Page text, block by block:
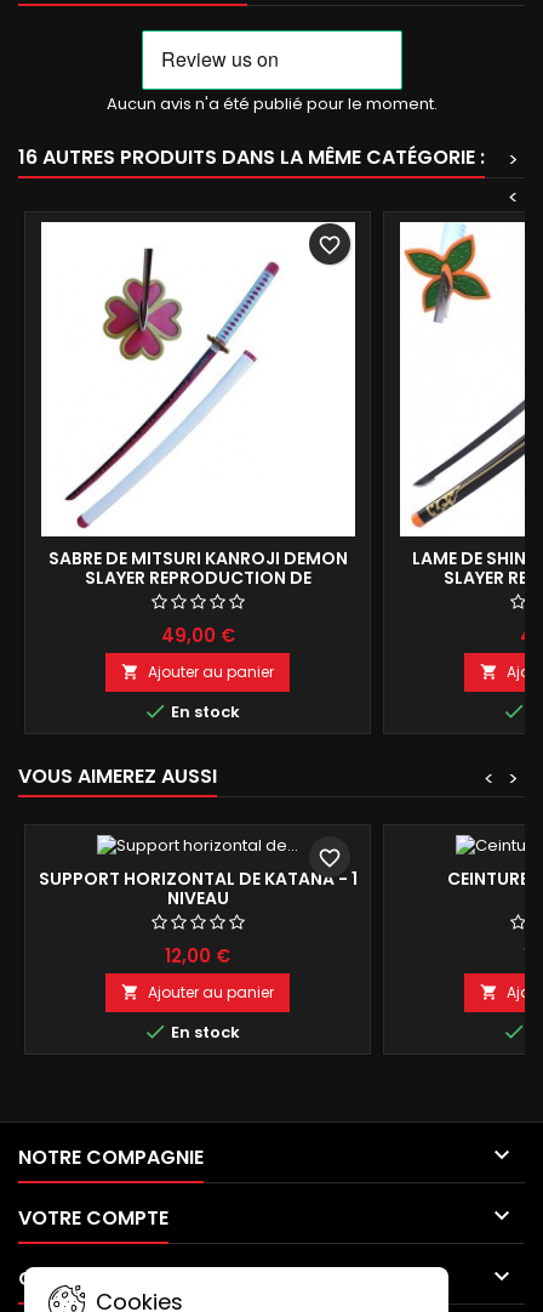
Aucun avis n'a été publié pour le moment.
16 AUTRES PRODUITS DANS LA MÊME CATÉGORIE :
>
<
SABRE DE MITSURI KANROJI DEMON
SLAYER REPRODUCTION DE
COLLECTION 104CM
49,00 €
 Ajouter au panier
 En stock
favorite_border
LAME DE
SLAYER


VOUS AIMEREZ AUSSI >
<
SUPPORT HORIZONTAL DE KATANA - 1
NIVEAU
12,00 €
 Ajouter au panier
 En stock
favorite_border
CEINTURE


NOTRE COMPAGNIE 
VOTRE COMPTE 
CONTACT 
Cookies